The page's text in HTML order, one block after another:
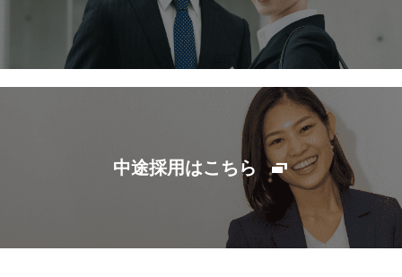
中途採用はこちら